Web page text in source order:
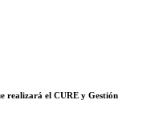
realizará el CURE y Gestión